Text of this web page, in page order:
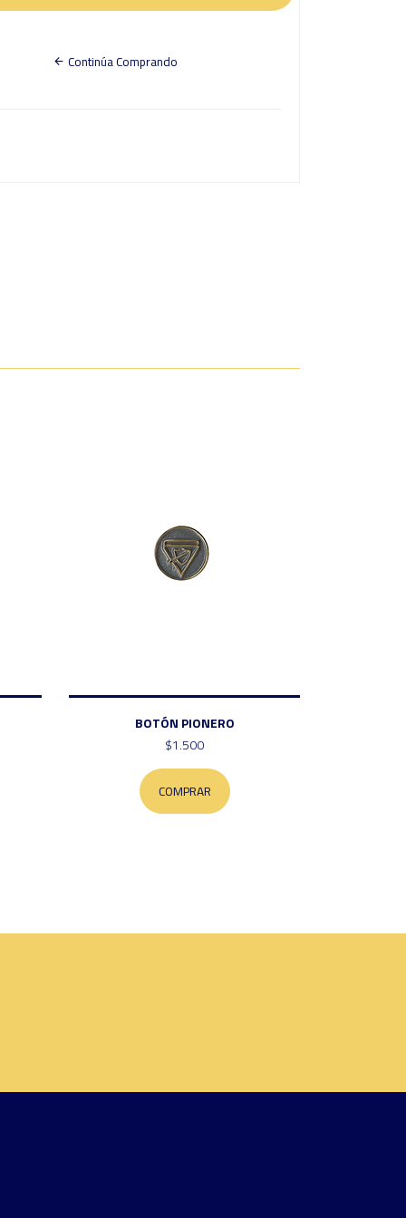
Continúa Comprando
BOTÓN PIONERO
$1.500
COMPRAR